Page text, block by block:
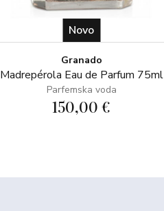
Novo
Granado
Madrepérola Eau de Parfum 75ml
Parfemska voda
150,00 €